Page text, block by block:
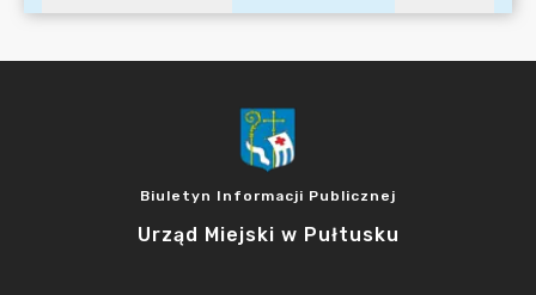
Biuletyn Informacji Publicznej
Urząd Miejski w Pułtusku